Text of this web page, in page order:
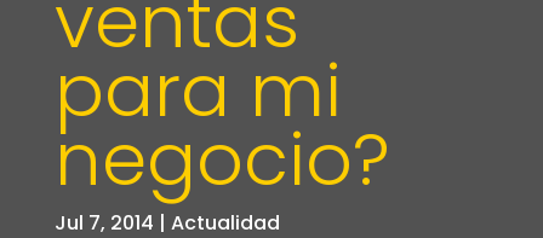
ventas
para mi
negocio?
Jul 7, 2014 | Actualidad